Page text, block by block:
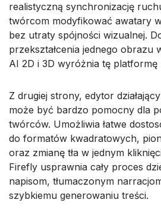
realistyczną synchronizację
twórcom modyfikować awatary
bez utraty spójności wizualnej.
przekształcenia jednego obrazu
AI 2D i 3D wyróżnia tę
Z drugiej strony, edytor
może być bardzo pomocny dla
twórców. Umożliwia łatwe
do formatów kwadratowych,
oraz zmianę tła w jednym
Firefly usprawnia cały proces
napisom, tłumaczonym
szybkiemu generowaniu treści.